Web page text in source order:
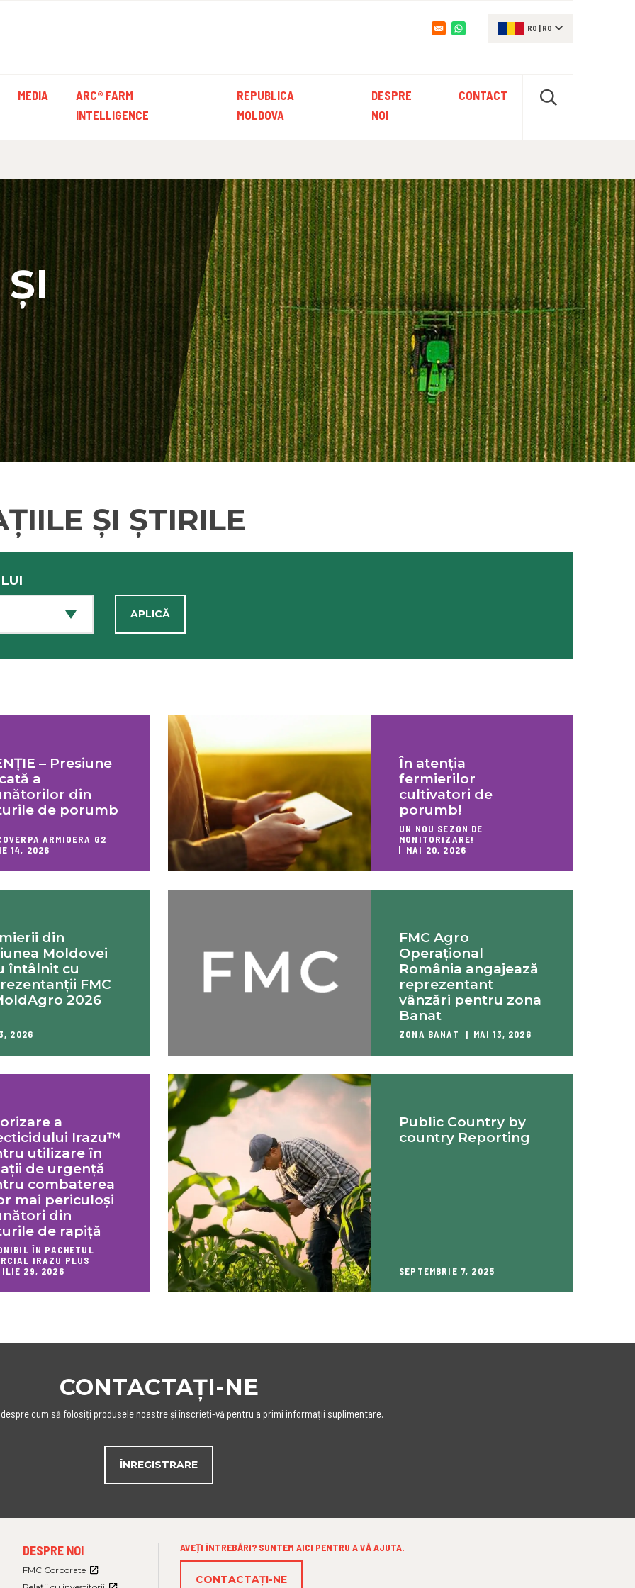
Opens in a new window
RO | RO
MEDIA
ARC® FARM
INTELLIGENCE
REPUBLICA
MOLDOVA
DESPRE
NOI
CONTACT
ȘI ȘTIRILE
ARMIGERA G2
14, 2026
– Presiune
a
din
de porumb
UN NOU SEZON DE
MONITORIZARE!
MAI 20, 2026
În atenția
fermierilor
cultivatori de
porumb!
2026
din
Moldovei
întâlnit cu
FMC
2026
ZONA BANAT MAI 13, 2026
FMC Agro
Operațional
România angajează
reprezentant
vânzări pentru zona
Banat
ÎN PACHETUL
IRAZU PLUS
29, 2026
a
Irazu™
utilizare în
de urgență
combaterea
mai periculoși
din
de rapiță
SEPTEMBRIE 7, 2025
Public Country by
country Reporting
CONTACTAȚI-NE
cum să folosiți produsele noastre și înscrieți-vă pentru a primi informații suplimentare.
ÎNREGISTRARE
FOOTER
MENU
DESPRE NOI
FMC Corporate
AVEȚI ÎNTREBĂRI? SUNTEM AICI PENTRU A VĂ AJUTA.
CONTACTAŢI-NE